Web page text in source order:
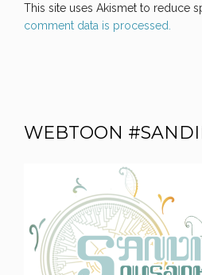
This site uses Akismet to reduce
comment data is processed.
WEBTOON